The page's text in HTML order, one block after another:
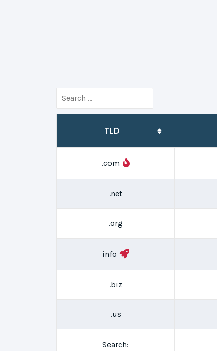
TLD
.com
.net
.org
info
.biz
.us
Search: